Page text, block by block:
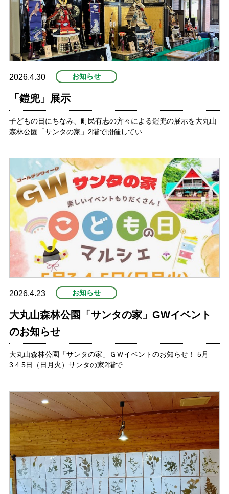
2026.4.30 お知らせ
「鎧兜」展示
子どもの日にちなみ、町民有志の方々による鎧兜の展示を大丸山
森林公園「サンタの家」2階で開催してい…
2026.4.23 お知らせ
大丸山森林公園「サンタの家」GWイベント
のお知らせ
大丸山森林公園「サンタの家」ＧＷイベントのお知らせ！ 5月
3.4.5日（日月火）サンタの家2階で…